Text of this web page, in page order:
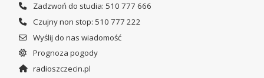
Zadzwoń do studia: 510 777 666
Czujny non stop: 510 777 222
Wyślij do nas wiadomość
Prognoza pogody
radioszczecin.pl